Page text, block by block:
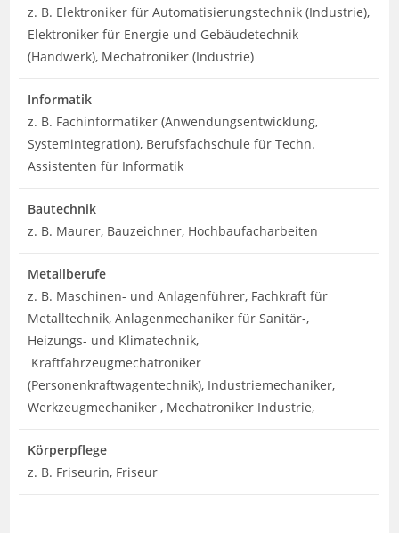
z. B. Elektroniker für Automatisierungstechnik (Industrie),
Elektroniker für Energie und Gebäudetechnik
(Handwerk), Mechatroniker (Industrie)
Informatik
z. B. Fachinformatiker (Anwendungsentwicklung,
Systemintegration), Berufsfachschule für Techn.
Assistenten für Informatik
Bautechnik
z. B. Maurer, Bauzeichner, Hochbaufacharbeiten
Metallberufe
z. B. Maschinen- und Anlagenführer, Fachkraft für
Metalltechnik, Anlagenmechaniker für Sanitär-,
Heizungs- und Klimatechnik,
Kraftfahrzeugmechatroniker
(Personenkraftwagentechnik), Industriemechaniker,
Werkzeugmechaniker , Mechatroniker Industrie,
Körperpflege
z. B. Friseurin, Friseur